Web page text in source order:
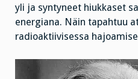
yli ja syntyneet hiukkaset
energiana. Näin tapahtuu
radioaktiivisessa